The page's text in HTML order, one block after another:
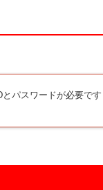
とパスワードが必要です